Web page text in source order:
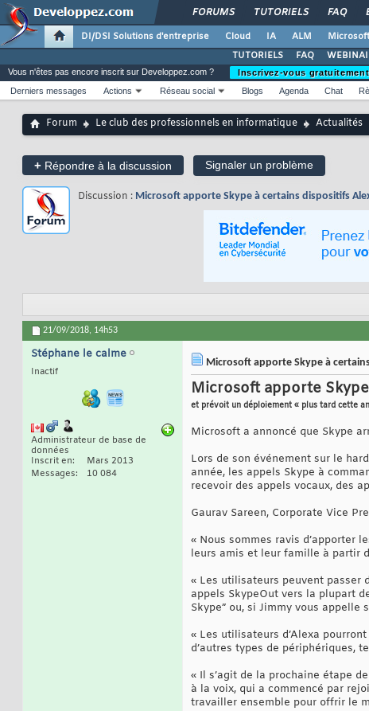
FORUMS TUTORIELS FAQ
DI/DSI Solutions d'entreprise Cloud IA ALM Microsoft
TUTORIELS
FAQ
Vous n'êtes pas encore inscrit sur Developpez.com ?
Inscrivez-vous
Derniers messages
Actions Réseau social Blogs Agenda Chat
Forum Le club des professionnels en informatique Actualités
+ Répondre à la discussion Signaler un problème
Discussion : Microsoft apporte Skype à certains dispositifs
21/09/2018, 14h53
Stéphane le calme
Inactif
Administrateur de base de
données
Inscrit en
Mars 2013
Messages
10 084
Microsoft apporte Skype à
Microsoft apporte
et prévoit un déploiement « plus tard cette
Microsoft a annoncé que Skype
Lors de son événement sur le
année, les appels Skype à
recevoir des appels vocaux, des
Gaurav Sareen, Corporate Vice
« Nous sommes ravis d’apporter
leurs amis et leur famille à partir
« Les utilisateurs peuvent passer
appels SkypeOut vers la plupart
Skype” ou, si Jimmy vous appelle
« Les utilisateurs d’Alexa
d’autres types de périphériques,
« Il s’agit de la prochaine étape
à la voix, qui a commencé par
travailler ensemble pour offrir le